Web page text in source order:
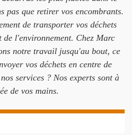
pas que retirer vos encombrants.
de transporter vos déchets
de l'environnement. Chez Marc
notre travail jusqu'au bout, ce
vos déchets en centre de
services ? Nos experts sont à
de vos mains.